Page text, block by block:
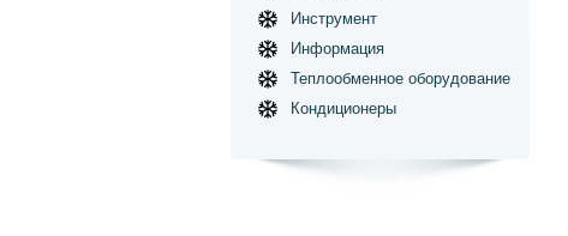
Инструмент
Информация
Теплообменное оборудование
Кондиционеры